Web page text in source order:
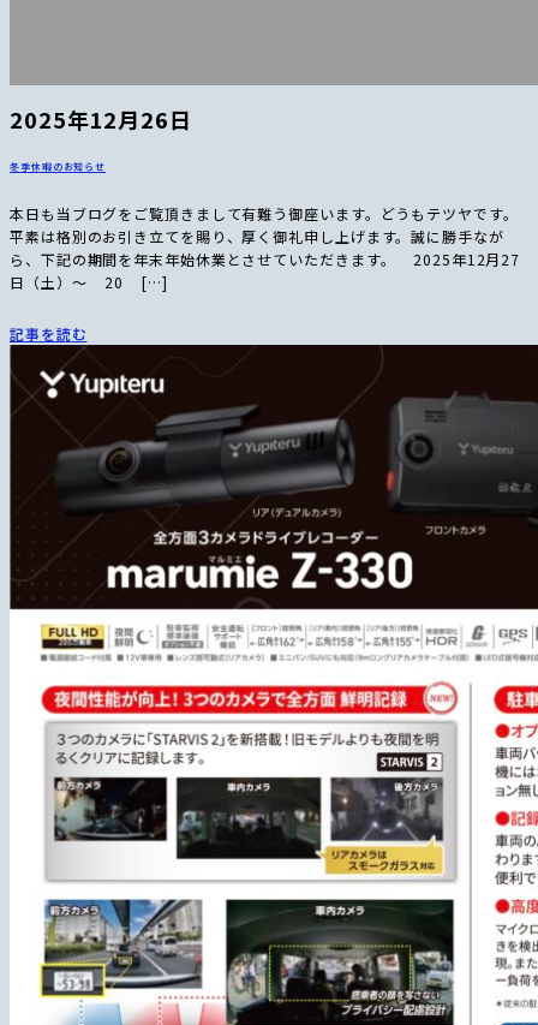
2025年12月26日
冬季休暇のお知らせ
本日も当ブログをご覧頂きまして有難う御座います。どうもテツヤです。
平素は格別のお引き立てを賜り、厚く御礼申し上げます。誠に勝手なが
ら、下記の期間を年末年始休業とさせていただきます。 2025年12月27
日（土）〜 20 […]
記事を読む